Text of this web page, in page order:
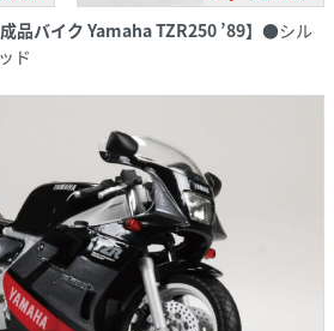
品バイク Yamaha TZR250 ’89】 ●シル
ド